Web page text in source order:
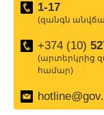
1-17
(զանգն
+374 (10)
(արտերկրից
համար)